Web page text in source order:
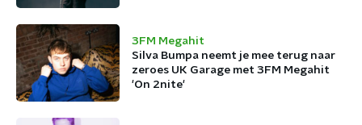
3FM Megahit
Silva Bumpa neemt je mee terug naar
zeroes UK Garage met 3FM Megahit
'On 2nite'